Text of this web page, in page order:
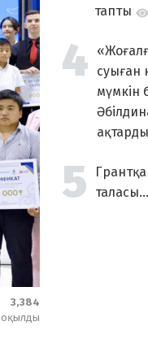
3,384
оқылды
тапты
суыған
мүмкін
ақтарды
таласы...